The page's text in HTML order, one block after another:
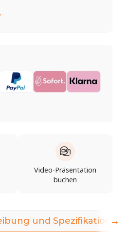
Video-Präsentation
buchen
und Spezifikationen
→